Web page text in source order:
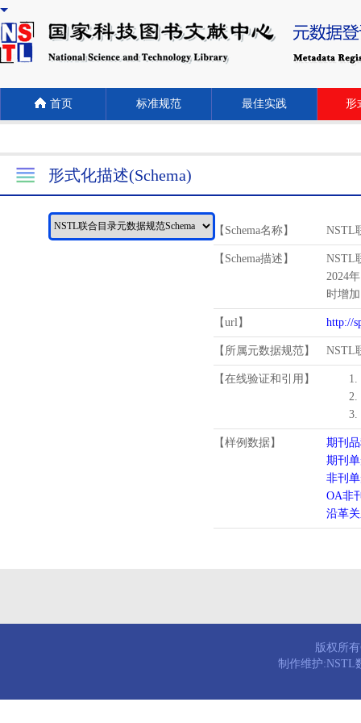
首页 标准规范 最佳实践 形
形式化描述(Schema)
【Schema名称】 NSTL
【Schema描述】
NSTL
2024
时增
【url】 http://
【所属元数据规范】 NSTL
【在线验证和引用】
1.
2.
3.
【样例数据】
期刊
期刊
非刊
OA非
沿革
版权所
制作维护:NSTL